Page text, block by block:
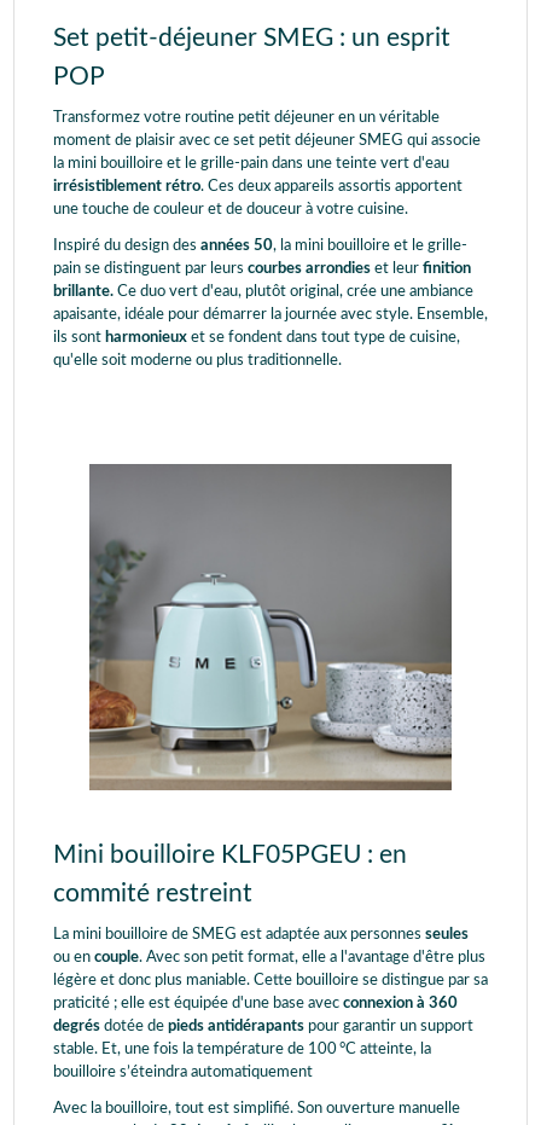
Set petit-déjeuner SMEG : un esprit
POP
Transformez votre routine petit déjeuner en un véritable
moment de plaisir avec ce set petit déjeuner SMEG qui associe
la mini bouilloire et le grille-pain dans une teinte vert d'eau
irrésistiblement rétro. Ces deux appareils assortis apportent
une touche de couleur et de douceur à votre cuisine.
Inspiré du design des années 50, la mini bouilloire et le grille-
pain se distinguent par leurs courbes arrondies et leur finition
brillante. Ce duo vert d'eau, plutôt original, crée une ambiance
apaisante, idéale pour démarrer la journée avec style. Ensemble,
ils sont harmonieux et se fondent dans tout type de cuisine,
qu'elle soit moderne ou plus traditionnelle.
Mini bouilloire KLF05PGEU : en
commité restreint
La mini bouilloire de SMEG est adaptée aux personnes seules
ou en couple. Avec son petit format, elle a l'avantage d'être plus
légère et donc plus maniable. Cette bouilloire se distingue par sa
praticité ; elle est équipée d'une base avec connexion à 360
degrés dotée de pieds antidérapants pour garantir un support
stable. Et, une fois la température de 100 °C atteinte, la
bouilloire s’éteindra automatiquement
Avec la bouilloire, tout est simplifié. Son ouverture manuelle